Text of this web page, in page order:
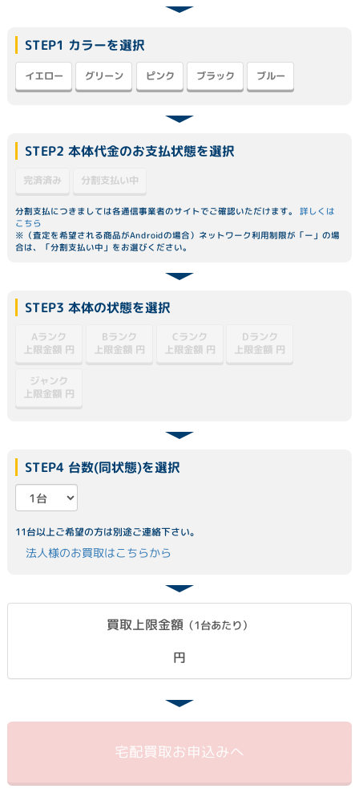
STEP1 カラーを選択
イエロー グリーン ピンク ブラック ブルー
STEP2 本体代金のお支払状態を選択
完済済み 分割支払い中
分割支払につきましては各通信事業者のサイトでご確認いただけます。詳しくは
こちら
※（査定を希望される商品がAndroidの場合）ネットワーク利用制限が「ー」の場
合は、「分割支払い中」をお選びください。
STEP3 本体の状態を選択
Aランク
上限金額 円
Bランク
上限金額 円
Cランク
上限金額 円
Dランク
上限金額 円
ジャンク
上限金額 円
STEP4 台数(同状態)を選択
11台以上ご希望の方は別途ご連絡下さい。
法人様のお買取はこちらから
買取上限金額 （1台あたり）
円
宅配買取お申込みへ